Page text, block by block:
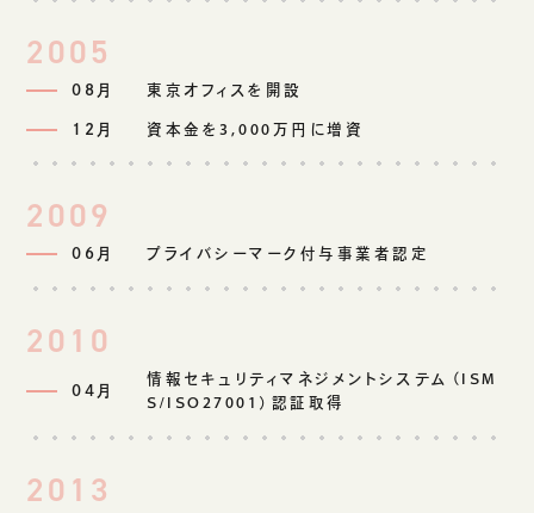
COMPANY
拠点一覧
DX推進
ACCESS
お問い合わせ
2005
08月 東京オフィスを開設
12月 資本金を3,000万円に増資
2009
06月 プライバシーマーク付与事業者認定
2010
04月
情報セキュリティマネジメントシステム（ISM
S/ISO27001）認証取得
2013